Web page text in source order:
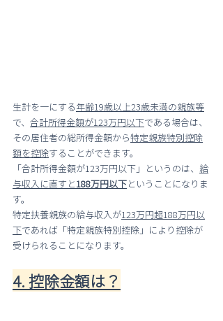
生計を一にする年齢19歳以上23歳未満の親族等
で、 合計所得金額が123万円以下である場合は、
その居住者の総所得金額から特定親族特別控除
額を控除することができます。
「合計所得金額が123万円以下」というのは、 給
与収入に直すと188万円以下ということになりま
す。
特定扶養親族の給与収入が123万円超188万円以
下であれば「特定親族特別控除」により控除が
受けられることになります。
4. 控除金額は？